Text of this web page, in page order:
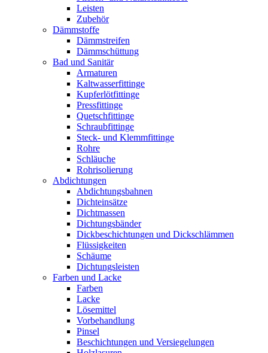
Leisten
Zubehör
Dämmstoffe
Dämmstreifen
Dämmschüttung
Bad und Sanitär
Armaturen
Kaltwasserfittinge
Kupferlötfittinge
Pressfittinge
Quetschfittinge
Schraubfittinge
Steck- und Klemmfittinge
Rohre
Schläuche
Rohrisolierung
Abdichtungen
Abdichtungsbahnen
Dichteinsätze
Dichtmassen
Dichtungsbänder
Dickbeschichtungen und Dickschlämmen
Flüssigkeiten
Schäume
Dichtungsleisten
Farben und Lacke
Farben
Lacke
Lösemittel
Vorbehandlung
Pinsel
Beschichtungen und Versiegelungen